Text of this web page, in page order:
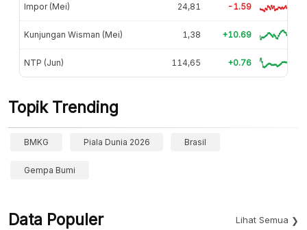
Impor (Mei) 24,81 -1.59
Kunjungan Wisman (Mei) 1,38 +10.69
NTP (Jun) 114,65 +0.76
Topik Trending
BMKG Piala Dunia 2026 Brasil
Gempa Bumi
Data Populer Lihat Semua